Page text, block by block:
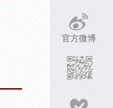
官方微博